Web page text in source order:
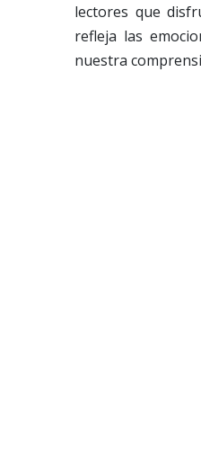
lectores que
refleja las
nuestra